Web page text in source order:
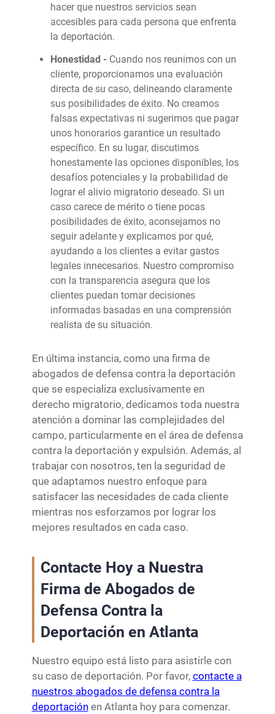
hacer que nuestros servicios sean
accesibles para cada persona que enfrenta
la deportación.
Honestidad - Cuando nos reunimos con un
cliente, proporcionamos una evaluación
directa de su caso, delineando claramente
sus posibilidades de éxito. No creamos
falsas expectativas ni sugerimos que pagar
unos honorarios garantice un resultado
específico. En su lugar, discutimos
honestamente las opciones disponibles, los
desafíos potenciales y la probabilidad de
lograr el alivio migratorio deseado. Si un
caso carece de mérito o tiene pocas
posibilidades de éxito, aconsejamos no
seguir adelante y explicamos por qué,
ayudando a los clientes a evitar gastos
legales innecesarios. Nuestro compromiso
con la transparencia asegura que los
clientes puedan tomar decisiones
informadas basadas en una comprensión
realista de su situación.
En última instancia, como una firma de
abogados de defensa contra la deportación
que se especializa exclusivamente en
derecho migratorio, dedicamos toda nuestra
atención a dominar las complejidades del
campo, particularmente en el área de defensa
contra la deportación y expulsión. Además, al
trabajar con nosotros, ten la seguridad de
que adaptamos nuestro enfoque para
satisfacer las necesidades de cada cliente
mientras nos esforzamos por lograr los
mejores resultados en cada caso.
Contacte Hoy a Nuestra
Firma de Abogados de
Defensa Contra la
Deportación en Atlanta
Nuestro equipo está listo para asistirle con
su caso de deportación. Por favor, contacte a
nuestros abogados de defensa contra la
deportaciónen Atlanta hoy para comenzar.